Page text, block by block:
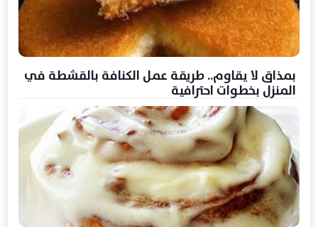
بمذاق لا يقاوم.. طريقة عمل الكنافة بالقشطة في
المنزل بخطوات احترافية